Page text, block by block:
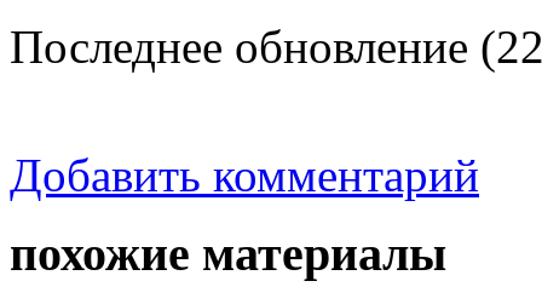
Последнее обновление
Добавить комментарий
похожие материалы